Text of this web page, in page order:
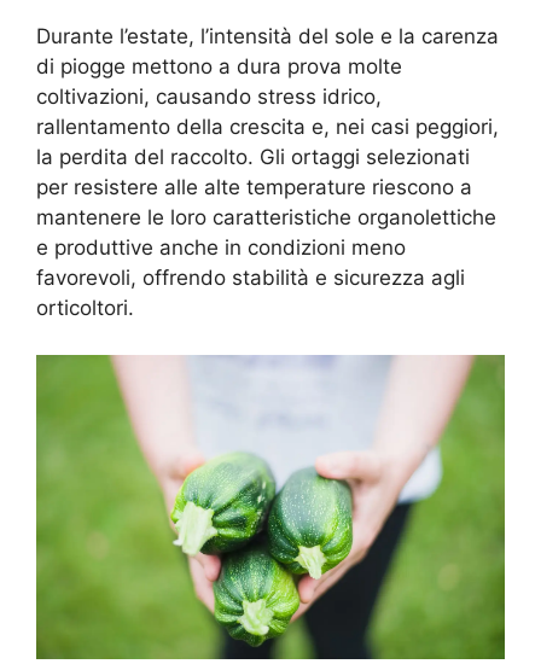
Durante l’estate, l’intensità del sole e la carenza
di piogge mettono a dura prova molte
coltivazioni, causando stress idrico,
rallentamento della crescita e, nei casi peggiori,
la perdita del raccolto. Gli ortaggi selezionati
per resistere alle alte temperature riescono a
mantenere le loro caratteristiche organolettiche
e produttive anche in condizioni meno
favorevoli, offrendo stabilità e sicurezza agli
orticoltori.